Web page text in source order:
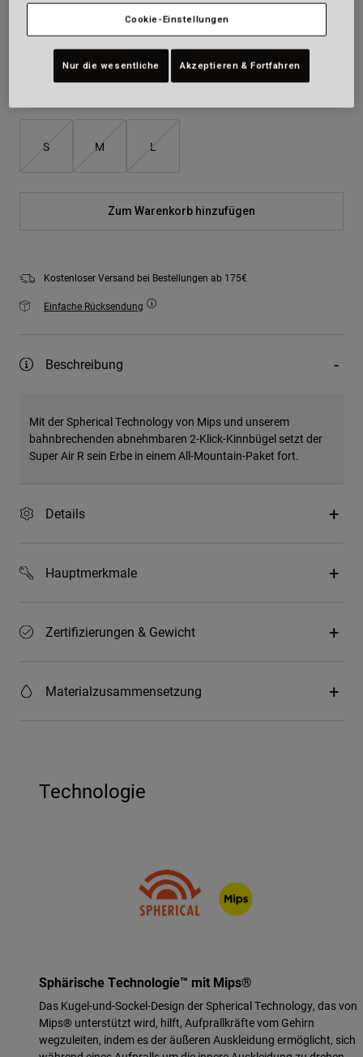
ausgewählt
S M L
Zum Warenkorb hinzufügen
Kostenloser Versand bei Bestellungen ab 175€
Einfache Rücksendung
Beschreibung
Mit der Spherical Technology von Mips und unserem
bahnbrechenden abnehmbaren 2-Klick-Kinnbügel setzt der
Super Air R sein Erbe in einem All-Mountain-Paket fort.
Details
Hauptmerkmale
Zertifizierungen & Gewicht
Materialzusammensetzung
Technologie
Sphärische Technologie™ mit Mips®
Das Kugel-und-Sockel-Design der Spherical Technology, das von
Mips® unterstützt wird, hilft, Aufprallkräfte vom Gehirn
wegzuleiten, indem es der äußeren Auskleidung ermöglicht, sich
Cookie-Einstellungen
Nur die wesentliche Akzeptieren & Fortfahren